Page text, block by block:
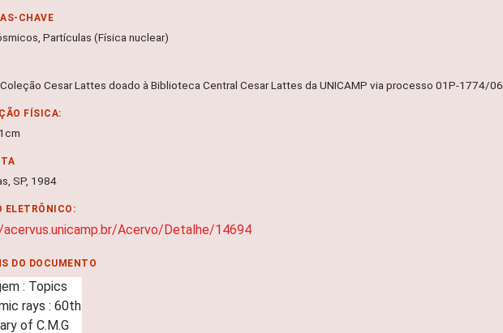
CHAVE
Partículas (Física nuclear)
Cesar Lattes doado à Biblioteca Central Cesar Lattes da UNICAMP via processo 01P-1774/06.
FÍSICA:
SP, 1984
ELETRÔNICO:
Acervo/Detalhe/14694
DO DOCUMENTO